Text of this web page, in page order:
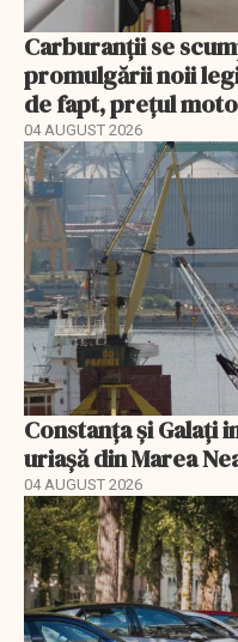
Carburanții se
promulgării noii
de fapt, prețul
04 AUGUST 2026
Constanța și Galați
uriașă din Marea
04 AUGUST 2026